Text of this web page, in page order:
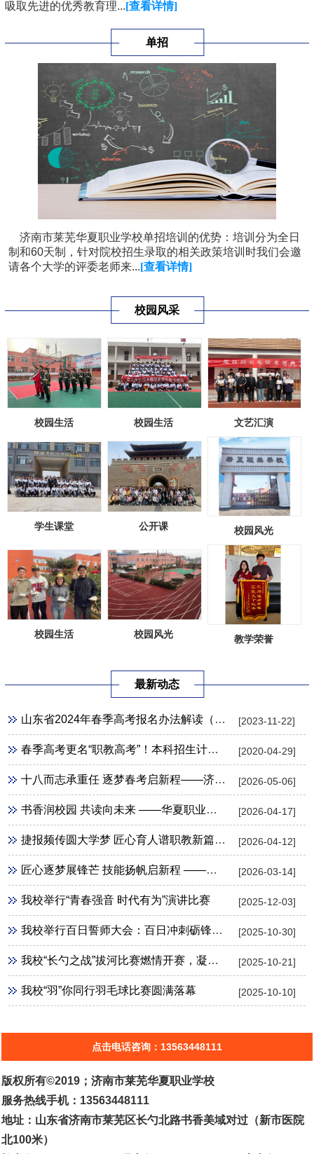
吸取先进的优秀教育理...[查看详情]
单招
济南市莱芜华夏职业学校单招培训的优势：培训分为全日
制和60天制，针对院校招生录取的相关政策培训时我们会邀
请各个大学的评委老师来...[查看详情]
校园风采
校园生活 校园生活 文艺汇演
学生课堂 公开课 校园风光
校园生活 校园风光 教学荣誉
最新动态
[2023-11-22]
山东省2024年春季高考报名办法解读（30问）
[2020-04-29]
春季高考更名“职教高考”！本科招生计划扩招7倍，没有高中生竞争，升入本科几率更大！
[2026-05-06]
十八而志承重任 逐梦春考启新程——济南新能源学校隆重举行成人礼暨春考壮行活动
[2026-04-17]
书香润校园 共读向未来 ——华夏职业学校隆重开展第31个世界读书日主题活动
[2026-04-12]
捷报频传圆大学梦 匠心育人谱职教新篇 ——华夏职业学校2026年高职单招录取工作圆满收官
[2026-03-14]
匠心逐梦展锋芒 技能扬帆启新程 ——华夏职业学校2026年3月春季高考技能考试出征纪实
[2025-12-03]
我校举行“青春强音 时代有为”演讲比赛
[2025-10-30]
我校举行百日誓师大会：百日冲刺砺锋芒 青春逐梦向未来
[2025-10-21]
我校“长勺之战”拔河比赛燃情开赛，凝心聚力展风采
[2025-10-10]
我校“羽”你同行羽毛球比赛圆满落幕
点击电话咨询：13563448111
版权所有©2019；济南市莱芜华夏职业学校
服务热线手机：13563448111
地址：山东省济南市莱芜区长勺北路书香美域对过（新市医院
北100米）